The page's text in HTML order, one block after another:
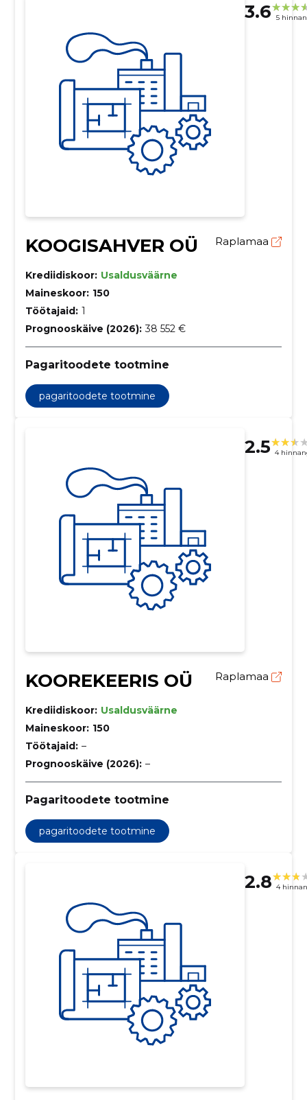
3.6 5
KOOGISAHVER OÜ Raplamaa
Krediidiskoor: Usaldusväärne
Maineskoor: 150
Töötajaid: 1
Prognooskäive (2026): 38 552 €
Pagaritoodete tootmine
pagaritoodete tootmine
2.5 4
KOOREKEERIS OÜ Raplamaa
Krediidiskoor: Usaldusväärne
Maineskoor: 150
Töötajaid: –
Prognooskäive (2026): –
Pagaritoodete tootmine
pagaritoodete tootmine
2.8 4